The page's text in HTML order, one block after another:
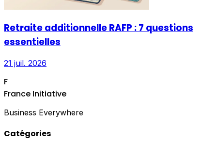
Retraite additionnelle RAFP : 7 questions
essentielles
21 juil. 2026
F
France Initiative
Business Everywhere
Catégories